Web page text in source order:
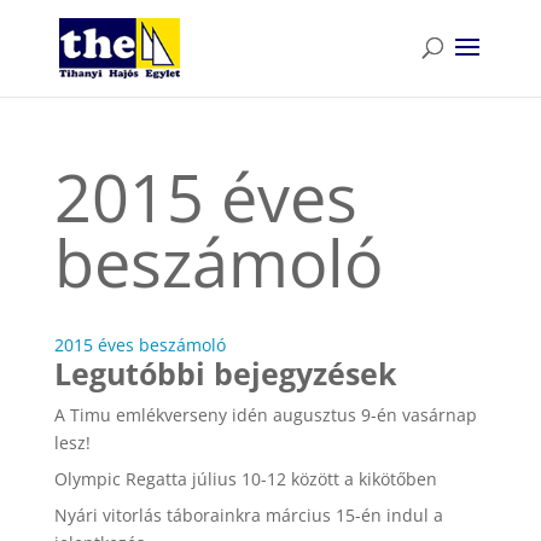
2015 éves
beszámoló
2015 éves beszámoló
Legutóbbi bejegyzések
A Timu emlékverseny idén augusztus 9-én vasárnap
lesz!
Olympic Regatta július 10-12 között a kikötőben
Nyári vitorlás táborainkra március 15-én indul a